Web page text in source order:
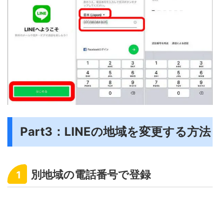
Part3：LINEの地域を変更する方法
1 別地域の電話番号で登録